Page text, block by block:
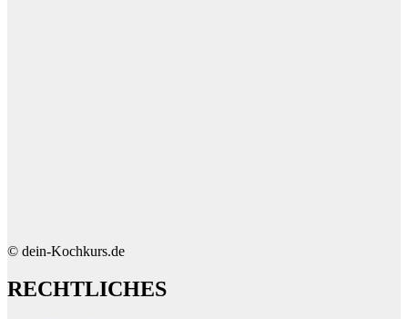
© dein-Kochkurs.de
RECHTLICHES